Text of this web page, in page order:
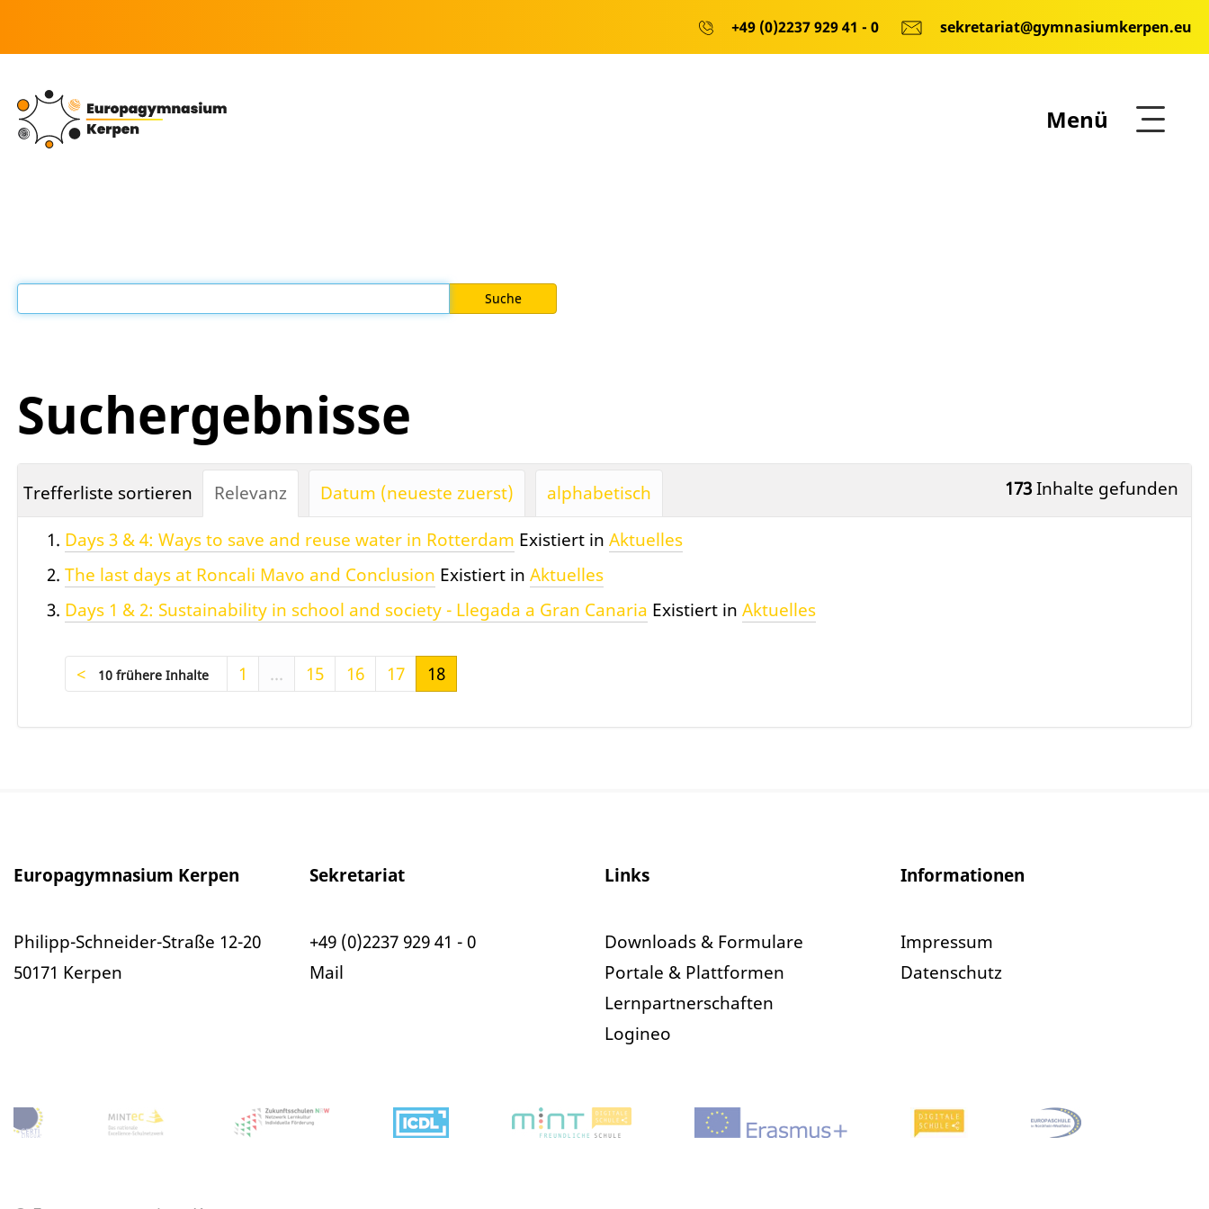
+49 (0)2237 929 41 - 0 sekretariat@gymnasiumkerpen.eu
Menü
Suchergebnisse
173Inhalte gefunden
Trefferliste sortieren Relevanz Datum (neueste zuerst)
alphabetisch
Days 3 & 4: Ways to save and reuse water in Rotterdam Existiert in Aktuelles
The last days at Roncali Mavo and Conclusion Existiert in Aktuelles
Days 1 & 2: Sustainability in school and society - Llegada a Gran Canaria Existiert in Aktuelles
10 frühere Inhalte 1 ... 15 16 17 18
Europagymnasium Kerpen
Philipp-Schneider-Straße 12-20
50171 Kerpen
Sekretariat
+49 (0)2237 929 41 - 0
Mail
Links
Downloads & Formulare
Portale & Plattformen
Lernpartnerschaften
Logineo
Informationen
Impressum
Datenschutz